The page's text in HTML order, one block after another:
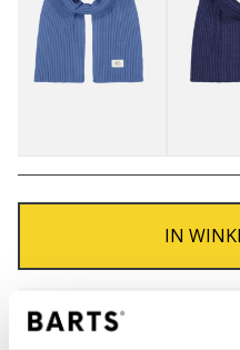
IN
Bestellingen die op
worden geplaatst,